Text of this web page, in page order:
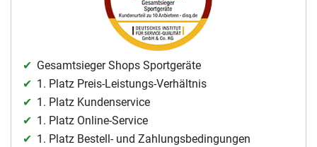
Gesamtsieger Shops Sportgeräte
1. Platz Preis-Leistungs-Verhältnis
1. Platz Kundenservice
1. Platz Online-Service
1. Platz Bestell- und Zahlungsbedingungen